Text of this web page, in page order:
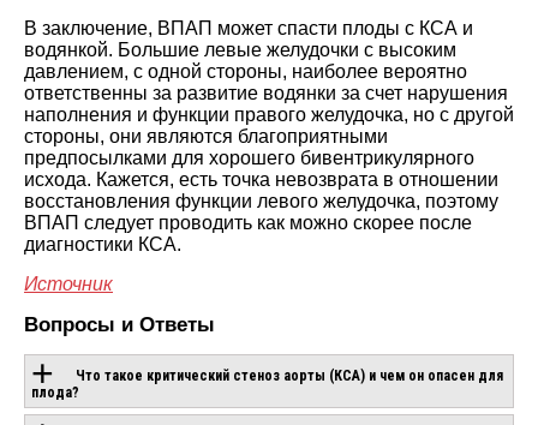
В заключение, ВПАП может спасти плоды с КСА и
водянкой. Большие левые желудочки с высоким
давлением, с одной стороны, наиболее вероятно
ответственны за развитие водянки за счет нарушения
наполнения и функции правого желудочка, но с другой
стороны, они являются благоприятными
предпосылками для хорошего бивентрикулярного
исхода. Кажется, есть точка невозврата в отношении
восстановления функции левого желудочка, поэтому
ВПАП следует проводить как можно скорее после
диагностики КСА.
Источник
Вопросы и Ответы
Что такое критический стеноз аорты (КСА) и чем он опасен для
плода?